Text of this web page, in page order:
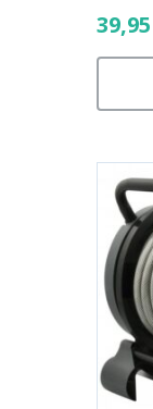
39,95